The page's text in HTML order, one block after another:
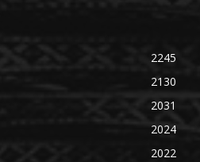
2245
2130
2031
2024
2022